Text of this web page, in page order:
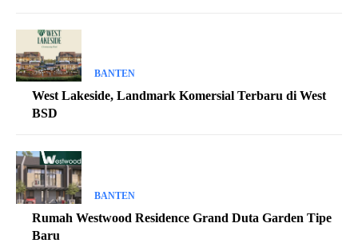
BANTEN
West Lakeside, Landmark Komersial Terbaru di West
BSD
BANTEN
Rumah Westwood Residence Grand Duta Garden Tipe
Baru